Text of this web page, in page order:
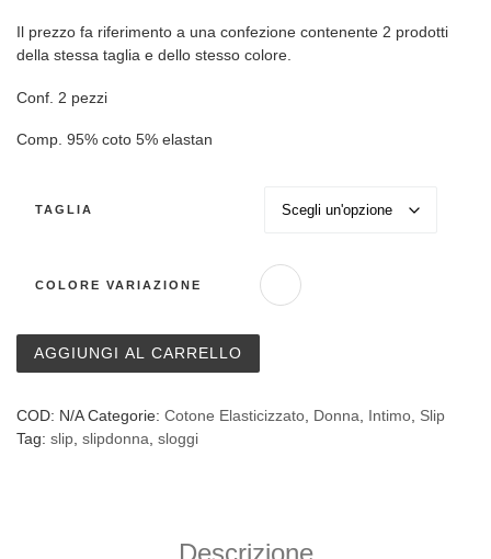
Il prezzo fa riferimento a una confezione contenente 2 prodotti
della stessa taglia e dello stesso colore.
Conf. 2 pezzi
Comp. 95% coto 5% elastan
TAGLIA
COLORE VARIAZIONE
Slip Sloggi Chic Midi Bianco - conf. 2 pezzi quantità
AGGIUNGI AL CARRELLO
COD: N/A Categorie: Cotone Elasticizzato Donna Intimo Slip
Tag: slip slipdonna sloggi
Descrizione